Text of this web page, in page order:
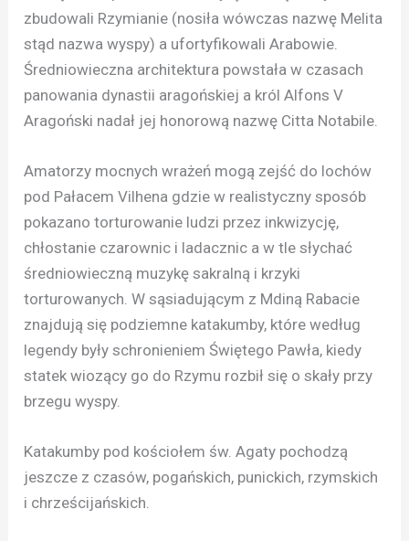
zbudowali Rzymianie (nosiła wówczas nazwę Melita
stąd nazwa wyspy) a ufortyfikowali Arabowie.
Średniowieczna architektura powstała w czasach
panowania dynastii aragońskiej a król Alfons V
Aragoński nadał jej honorową nazwę Citta Notabile.
Amatorzy mocnych wrażeń mogą zejść do lochów
pod Pałacem Vilhena gdzie w realistyczny sposób
pokazano torturowanie ludzi przez inkwizycję,
chłostanie czarownic i ladacznic a w tle słychać
średniowieczną muzykę sakralną i krzyki
torturowanych. W sąsiadującym z Mdiną Rabacie
znajdują się podziemne katakumby, które według
legendy były schronieniem Świętego Pawła, kiedy
statek wiozący go do Rzymu rozbił się o skały przy
brzegu wyspy.
Katakumby pod kościołem św. Agaty pochodzą
jeszcze z czasów, pogańskich, punickich, rzymskich
i chrześcijańskich.